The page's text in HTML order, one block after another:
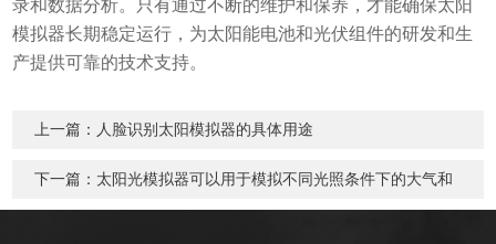
录和数据分析。只有通过不断的维护和保养，才能确保太阳
模拟器长期稳定运行，为太阳能电池和光伏组件的研发和生
产提供可靠的技术支持。
上一篇： 人脸识别太阳模拟器的具体用途
下一篇： 太阳光模拟器可以用于模拟不同光照条件下的大气和